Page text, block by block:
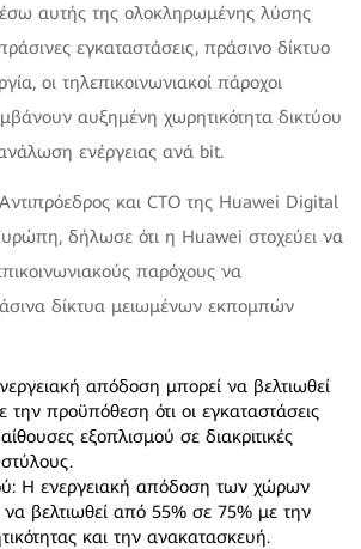
αυτής της ολοκληρωμένης λύσης
εγκαταστάσεις, πράσινο δίκτυο
οι τηλεπικοινωνιακοί πάροχοι
αυξημένη χωρητικότητα δικτύου
ενέργειας ανά bit.
και CTO της Huawei Digital
δήλωσε ότι η Huawei στοχεύει να
παρόχους να
δίκτυα μειωμένων εκπομπών
απόδοση μπορεί να βελτιωθεί
προϋπόθεση ότι οι εγκαταστάσεις
εξοπλισμού σε διακριτικές
Η ενεργειακή απόδοση των χώρων
βελτιωθεί από 55% σε 75% με την
και την ανακατασκευή.